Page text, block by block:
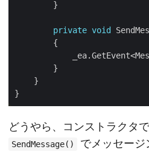
private void
どうやら、コンストラクタ
SendMessage()
でメッセージ